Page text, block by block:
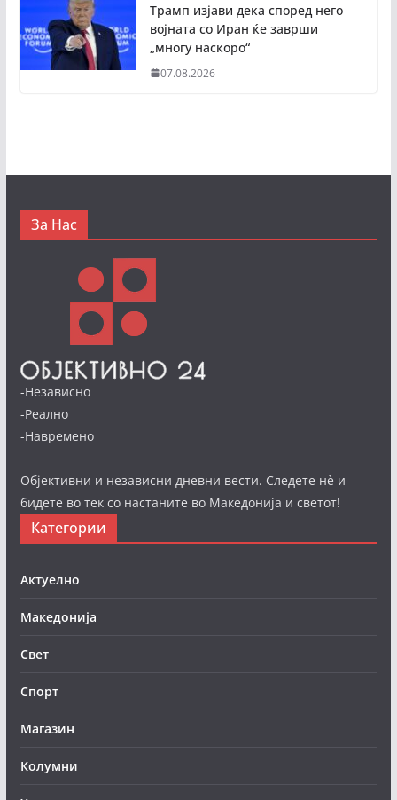
Трамп изјави дека според него
војната со Иран ќе заврши
„многу наскоро“
07.08.2026
За Нас
-Независно
-Реално
-Навремено
Објективни и независни дневни вести. Следете нè и
бидете во тек со настаните во Македонија и светот!
Категории
Актуелно
Македонија
Свет
Спорт
Магазин
Колумни